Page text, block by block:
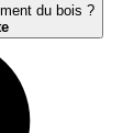
du bois ?